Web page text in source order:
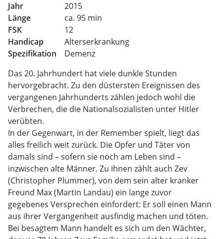
Jahr
2015
Länge
ca. 95 min
FSK
12
Handicap
Alterserkrankung
Spezifikation
Demenz
Das 20. Jahrhundert hat viele dunkle Stunden
hervorgebracht. Zu den düstersten Ereignissen des
vergangenen Jahrhunderts zählen jedoch wohl die
Verbrechen, die die Nationalsozialisten unter Hitler
verübten.
In der Gegenwart, in der Remember spielt, liegt das
alles freilich weit zurück. Die Opfer und Täter von
damals sind – sofern sie noch am Leben sind –
inzwischen alte Männer. Zu ihnen zählt auch Zev
(Christopher Plummer), von dem sein alter kranker
Freund Max (Martin Landau) ein lange zuvor
gegebenes Versprechen einfordert: Er soll einen Mann
aus ihrer Vergangenheit ausfindig machen und töten.
Bei besagtem Mann handelt es sich um den Wächter,